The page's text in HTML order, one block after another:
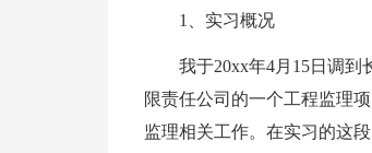
1、实习概况
我于20xx年4月15日调
限责任公司的一个工程监理
监理相关工作。在实习的这